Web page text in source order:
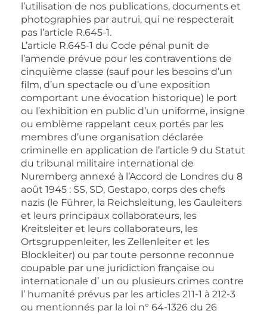
l’utilisation de nos publications, documents et
photographies par autrui, qui ne respecterait
pas l’article R.645-1.
L’article R.645-1 du Code pénal punit de
l’amende prévue pour les contraventions de
cinquième classe (sauf pour les besoins d’un
film, d’un spectacle ou d’une exposition
comportant une évocation historique) le port
ou l’exhibition en public d’un uniforme, insigne
ou emblème rappelant ceux portés par les
membres d’une organisation déclarée
criminelle en application de l’article 9 du Statut
du tribunal militaire international de
Nuremberg annexé à l’Accord de Londres du 8
août 1945 : SS, SD, Gestapo, corps des chefs
nazis (le Führer, la Reichsleitung, les Gauleiters
et leurs principaux collaborateurs, les
Kreitsleiter et leurs collaborateurs, les
Ortsgruppenleiter, les Zellenleiter et les
Blockleiter) ou par toute personne reconnue
coupable par une juridiction française ou
internationale d’ un ou plusieurs crimes contre
l’ humanité prévus par les articles 211-1 à 212-3
ou mentionnés par la loi n° 64-1326 du 26